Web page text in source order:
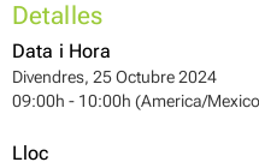
Detalles
Data i Hora
Divendres, 25 Octubre 2024
09:00h - 10:00h (America/
Lloc